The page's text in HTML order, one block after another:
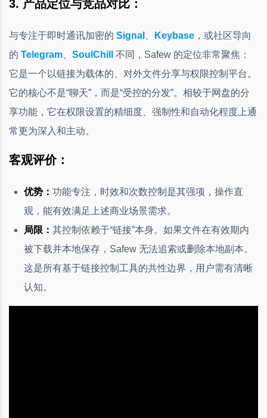
3. 产品定位与竞品对比：
与专注于即时通讯加密的 Signal Keybase ，或社区导向
的 Telegram SoulChill
不同，Safew 的定位非常聚焦：
它是一个以链接为载体的、对外文件分享与权限控制平台。
它的核心不是“聊天”，而是“受控的分发”。相较于网盘的分
享功能，它在权限设置的精细度、强制性和自动化程度上通
常更为深入和主动。
客观评价：
优势： 功能专注，时效和次数控制是其强项，操作直
观，能有效满足上述商业场景需求。
局限： 其控制依赖于“链接”本身。如果文件在有效期内
被下载并本地保存，Safew 无法追索或删除本地副本。
这是所有基于链接控制工具的共性边界，用户需有清晰
认知。